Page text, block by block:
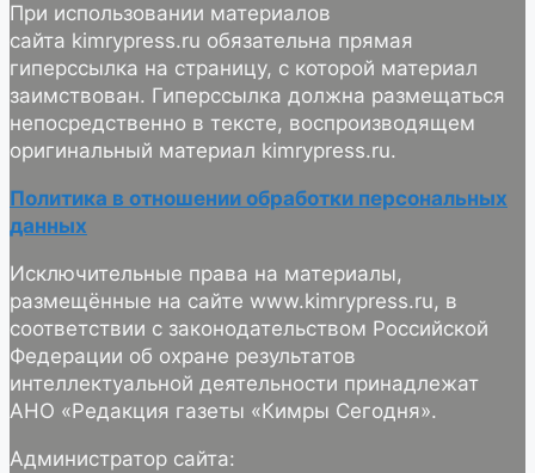
При использовании материалов
сайта kimrypress.ru обязательна прямая
гиперссылка на страницу, с которой материал
заимствован. Гиперссылка должна размещаться
непосредственно в тексте, воспроизводящем
оригинальный материал kimrypress.ru.
Политика в отношении обработки персональных
данных
Исключительные права на материалы,
размещённые на сайте www.kimrypress.ru, в
соответствии с законодательством Российской
Федерации об охране результатов
интеллектуальной деятельности принадлежат
АНО «Редакция газеты «Кимры Сегодня».
Администратор сайта: